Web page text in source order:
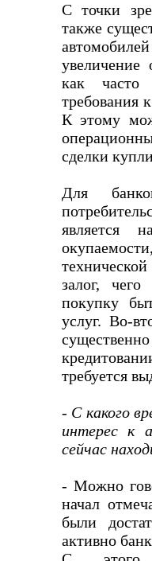
С точки
также
увеличение
как часто
требования
К этому
сделки
Для
является
залог,
покупку
услуг. Во-
требуется
- С какого
интерес к
сейчас
- Можно
начал
были
активно